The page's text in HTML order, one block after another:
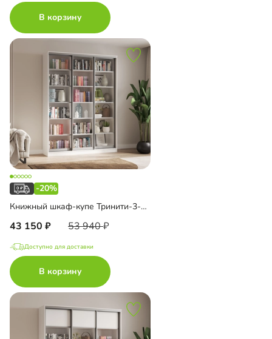
В корзину
-20%
Книжный шкаф-купе Тринити-3-1 5 полок
43 150 53 940
Доступно для доставки
В корзину